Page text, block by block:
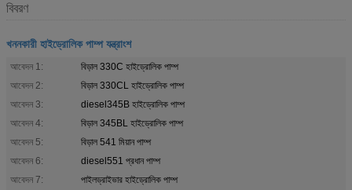
বিবরণ
খননকারী হাইড্রোলিক পাম্প যন্ত্রাংশ
আবেদন 1:
বিড়াল 330C হাইড্রোলিক পাম্প
আবেদন 2:
বিড়াল 330CL হাইড্রোলিক পাম্প
আবেদন 3:
diesel345B হাইড্রোলিক পাম্প
আবেদন 4:
বিড়াল 345BL হাইড্রোলিক পাম্প
আবেদন 5:
বিড়াল 541 মিয়ান পাম্প
আবেদন 6:
diesel551 প্রধান পাম্প
আবেদন 7:
পাইলড্রাইভার হাইড্রোলিক পাম্প